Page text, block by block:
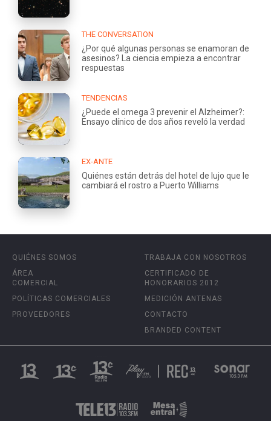
THE CONVERSATION
¿Por qué algunas personas se enamoran de
asesinos? La ciencia empieza a encontrar
respuestas
TENDENCIAS
¿Puede el omega 3 prevenir el Alzheimer?:
Ensayo clínico de dos años reveló la verdad
EX-ANTE
Quiénes están detrás del hotel de lujo que le
cambiará el rostro a Puerto Williams
QUIÉNES SOMOS
ÁREA
COMERCIAL
POLÍTICAS COMERCIALES
PROVEEDORES
TRABAJA CON NOSOTROS
CERTIFICADO DE
HONORARIOS 2012
MEDICIÓN ANTENAS
CONTACTO
BRANDED CONTENT